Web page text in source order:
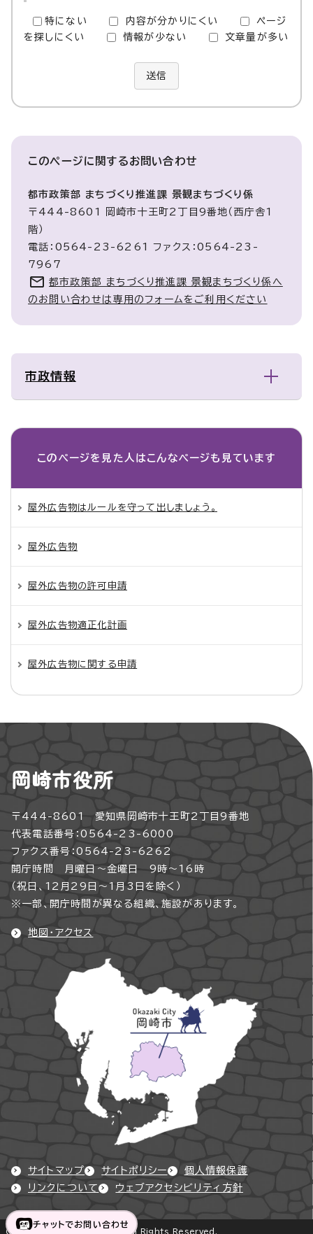
特にない 内容が分かりにくい
ページ
を探しにくい
情報が少ない 文章量が多い
送信
このページに関するお問い合わせ
都市政策部 まちづくり推進課 景観まちづくり係
〒444-8601 岡崎市十王町2丁目9番地（西庁舎1
階）
電話：0564-23-6261 ファクス：0564-23-
7967
都市政策部 まちづくり推進課 景観まちづくり係へ
のお問い合わせは専用のフォームをご利用ください
市政情報
このページを見た人は こんなページも見ています
屋外広告物はルールを守って出しましょう。
屋外広告物
屋外広告物の許可申請
屋外広告物適正化計画
屋外広告物に関する申請
岡崎市役所
〒444-8601 愛知県岡崎市十王町2丁目9番地
代表電話番号：0564-23-6000
ファクス番号：0564-23-6262
開庁時間 月曜日～金曜日 9時～16時
（祝日、12月29日～1月3日を除く）
※一部、開庁時間が異なる組織、施設があります。
地図・アクセス
サイトマップ サイトポリシー
個人情報保護
リンクについて
ウェブアクセシビリティ方針
Copyright © Okazaki City All Rights Reserved.
チャットでお問い合わせ